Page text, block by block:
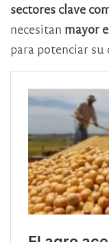
sectores clave
necesitan mayor
para potenciar